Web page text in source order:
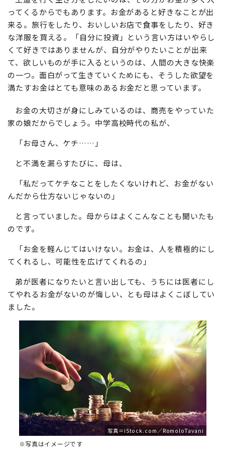
ってくるからでもあります。お金があると好きなことが出
来る。旅行をしたり、おいしいお店で食事をしたり、好き
な洋服を買える。「自分に投資」という言い方はいやらし
くて好きではありませんが、自分がやりたいことが出来
て、欲しいものが手に入るというのは、人間の大きな快楽
の一つ。面白がって生きていくためにも、そうした欲望を
満たすお金はとても意味のあるお金だと思っています。
お金の大切さが身にしみているのは、商売をやっていた
家の娘だからでしょう。中学高校時代の私が、
「お母さん、ケチ……」
と不満を漏らすたびに、母は、
「私だってケチなことをしたくないけれど、お金がない
んだから仕方ないじゃないの」
と言っていました。母からはよくこんなことも聞いたも
のです。
「お金を軽んじてはいけない。お金は、人を積極的にし
てくれるし、可能性を広げてくれるの」
弟が医者になりたいと言い出しても、うちには医者にし
てやれるお金がないのが悔しい、とも母はよくこぼしてい
ました。
写真＝iStock.com／RomoloTavani
※写真はイメージです